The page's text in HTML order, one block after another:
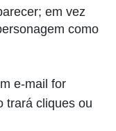
em vez
como
e-mail for
trará cliques ou